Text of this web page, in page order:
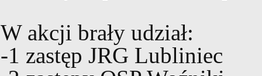
W akcji brały udział:
-1 zastęp JRG Lubliniec